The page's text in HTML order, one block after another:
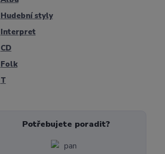
Hudební styly
Interpret
CD
Folk
T
Potřebujete poradit?